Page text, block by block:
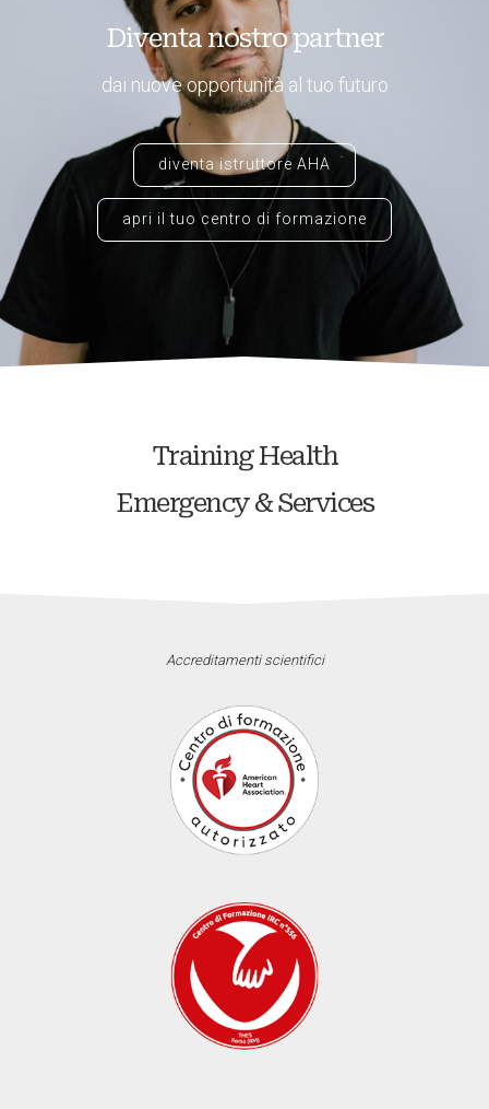
Diventa nostro partner
dai nuove opportunità al tuo futuro
diventa istruttore AHA
apri il tuo centro di formazione
Training Health
Emergency & Services
Accreditamenti scientifici